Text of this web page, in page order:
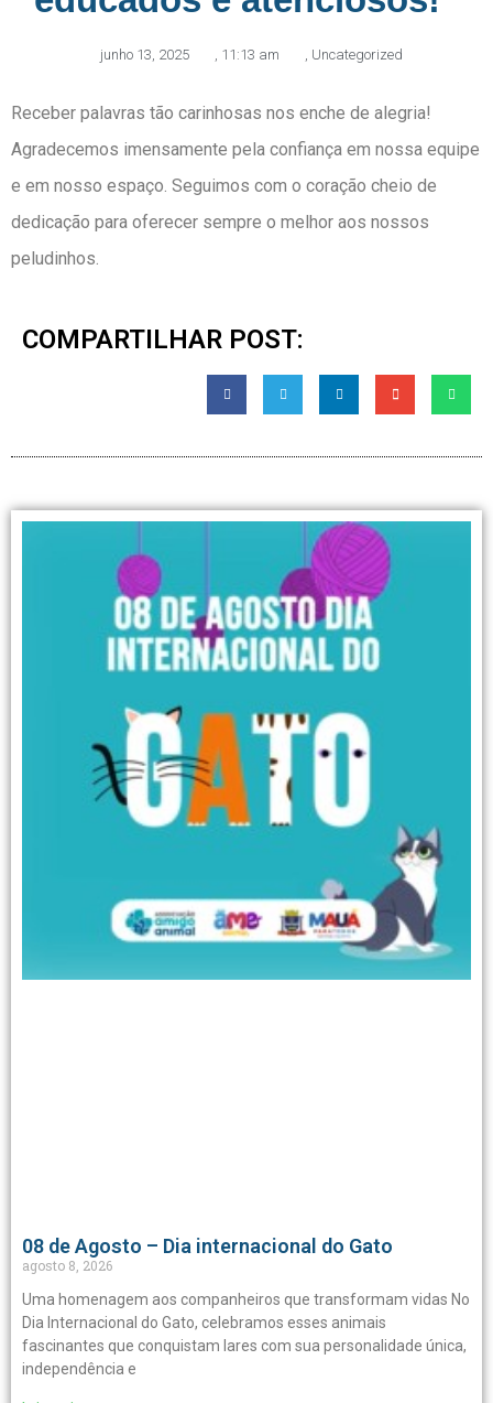
junho 13, 2025 , 11:13 am , Uncategorized
Receber palavras tão carinhosas nos enche de alegria!
Agradecemos imensamente pela confiança em nossa equipe
e em nosso espaço. Seguimos com o coração cheio de
dedicação para oferecer sempre o melhor aos nossos
peludinhos.
COMPARTILHAR POST:
08 de Agosto – Dia internacional do Gato
agosto 8, 2026
Uma homenagem aos companheiros que transformam vidas No
Dia Internacional do Gato, celebramos esses animais
fascinantes que conquistam lares com sua personalidade única,
independência e